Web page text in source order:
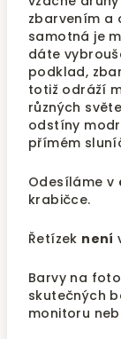
zbarvením a
samotná je
dáte
podklad,
totiž odráží
různých
odstíny
přímém
Odesíláme v
krabičce.
Řetízek není
Barvy na
skutečných
monitoru